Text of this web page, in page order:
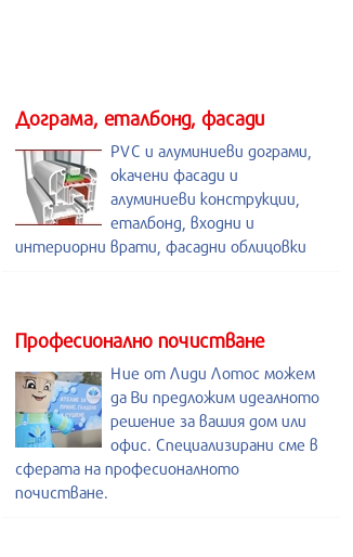
Дограма, еталбонд, фасади
PVC и алуминиеви дограми,
окачени фасади и
алуминиеви конструкции,
еталбонд, входни и
интериорни врати, фасадни облицовки
Професионално почистване
Ние от Лиди Лотос можем
да Ви предложим идеалното
решение за вашия дом или
офис. Специализирани сме в
сферата на професионалното
почистване.